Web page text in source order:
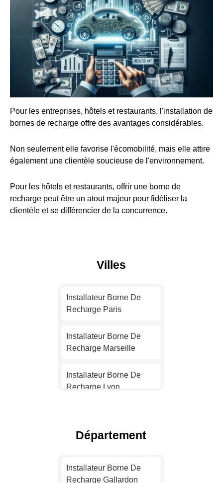
Pour les entreprises, hôtels et restaurants, l'installation de
bornes de recharge offre des avantages considérables.
Non seulement elle favorise l'écomobilité, mais elle attire
également une clientèle soucieuse de l'environnement.
Pour les hôtels et restaurants, offrir une borne de
recharge peut être un atout majeur pour fidéliser la
clientèle et se différencier de la concurrence.
Villes
Installateur Borne De
Recharge Paris
Installateur Borne De
Recharge Marseille
Installateur Borne De
Recharge Lyon
Recharge Nice
Département
Installateur Borne De
Recharge Gallardon